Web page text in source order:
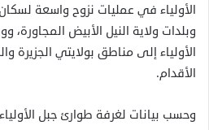
الأولياء في عمليات نزوح واسعة
وبلدات ولاية النيل الأبيض
الأولياء إلى مناطق بولايتي الجزيرة
الأقدام.
وحسب بيانات لغرفة طوارئ جبل